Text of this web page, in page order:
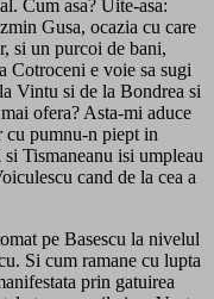
Cum asa? Uite-asa:
Gusa, ocazia cu care
si un purcoi de bani,
Cotroceni e voie sa sugi
Vintu si de la Bondrea si
ofera? Asta-mi aduce
cu pumnu-n piept in
Tismaneanu isi umpleau
cand de la cea a
pe Basescu la nivelul
Si cum ramane cu lupta
prin gatuirea